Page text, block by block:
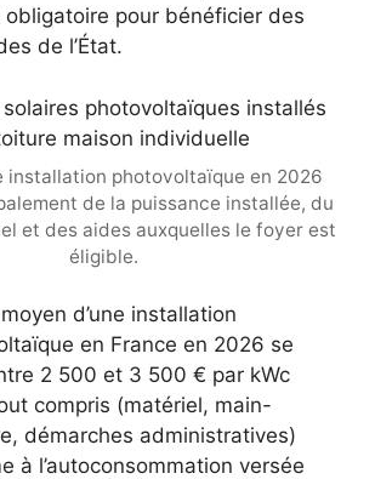
pour bénéficier des
de l’État.
installation photovoltaïque en 2026
de la puissance installée, du
et des aides auxquelles le foyer est
éligible.
d’une installation
en France en 2026 se
2 500 et 3 500 € par kWc
compris (matériel, main-
démarches administratives)
à l’autoconsommation versée